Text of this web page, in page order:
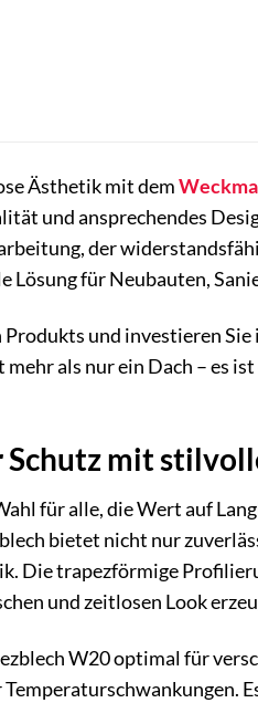
Ästhetik mit dem
und ansprechendes
der
Lösung für Neubauten,
und investieren
als nur ein Dach – es
Schutz mit
für alle, die Wert auf
bietet nicht nur
Die trapezförmige
und zeitlosen Look
W20 optimal für